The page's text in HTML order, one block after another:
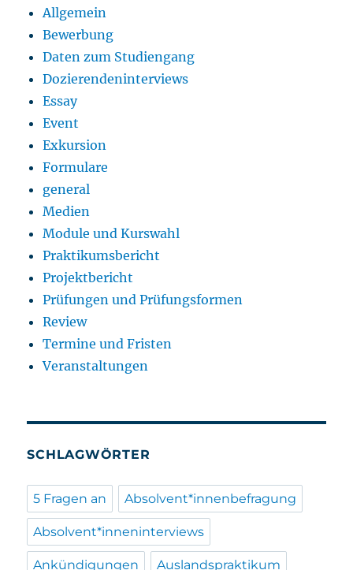
Allgemein
Bewerbung
Daten zum Studiengang
Dozierendeninterviews
Essay
Event
Exkursion
Formulare
general
Medien
Module und Kurswahl
Praktikumsbericht
Projektbericht
Prüfungen und Prüfungsformen
Review
Termine und Fristen
Veranstaltungen
SCHLAGWÖRTER
5 Fragen an Absolvent*innenbefragung
Absolvent*inneninterviews
Ankündigungen Auslandspraktikum